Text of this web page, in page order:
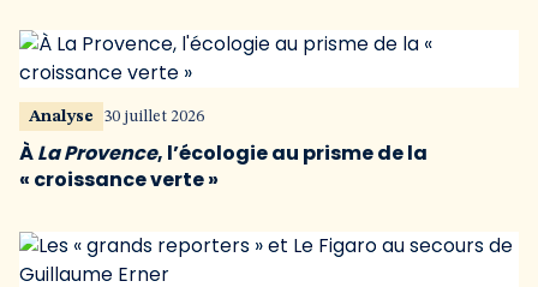
Analyse 30 juillet 2026
ÀLa Provence, l’écologie au prisme de la
« croissance verte »